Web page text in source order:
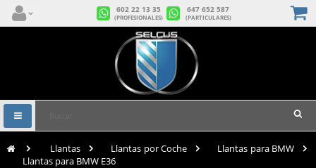
602 22 13 35
(PROFESIONALES)
647 652 587
(PARTICULARES)
Navegación
Toggle
Llantas Llantas por Coche
Llantas para BMW
Llantas para BMW E36